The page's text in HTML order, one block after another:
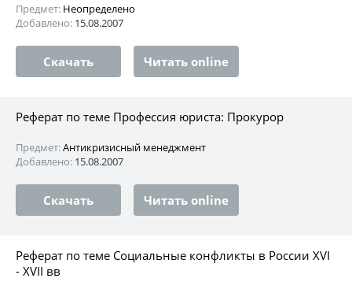
Предмет: Неопределено
Добавлено: 15.08.2007
Скачать Читать online
Реферат по теме Профессия юриста: Прокурор
Предмет:Антикризисный менеджмент
Добавлено: 15.08.2007
Скачать Читать online
Реферат по теме Социальные конфликты в России XVI
- XVII вв